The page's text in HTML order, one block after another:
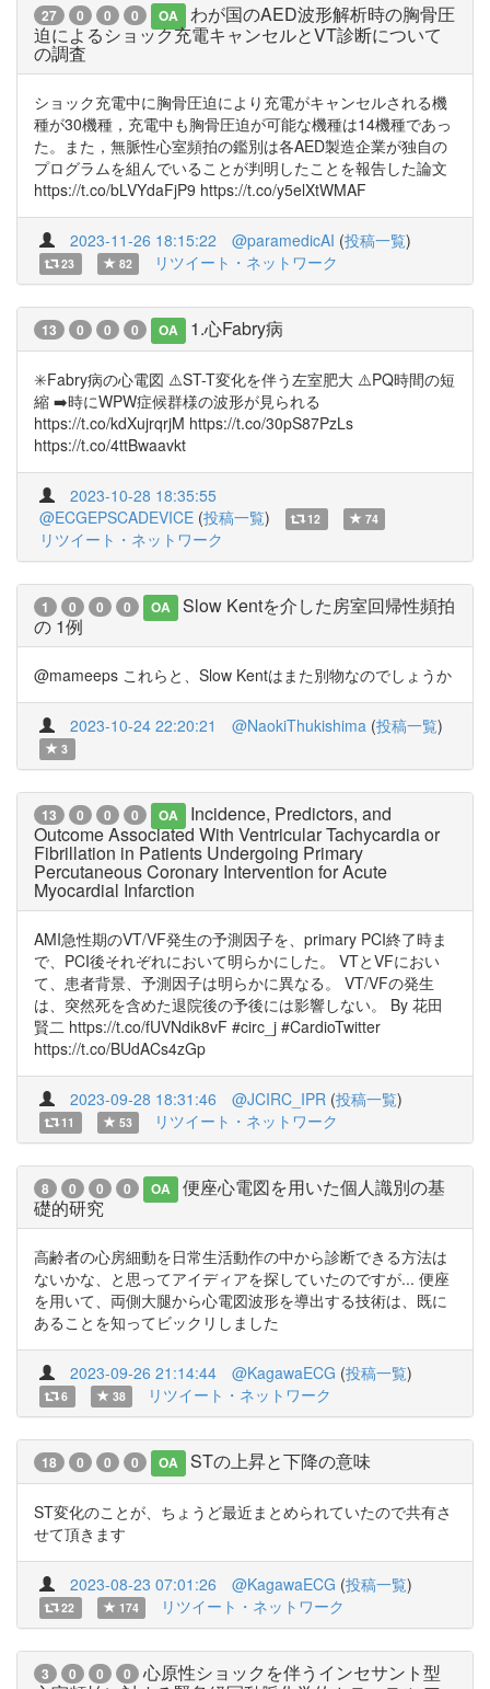
27 0 0 0 OA
わが国のAED波形解析時の胸骨圧
迫によるショック充電キャンセルとVT診断について
の調査
ショック充電中に胸骨圧迫により充電がキャンセルされる機
種が30機種，充電中も胸骨圧迫が可能な機種は14機種であっ
た。また，無脈性心室頻拍の鑑別は各AED製造企業が独自の
プログラムを組んでいることが判明したことを報告した論文
https://t.co/bLVYdaFjP9 https://t.co/y5elXtWMAF
2023-11-26 18:15:22 @paramedicAI (投稿一覧)
23 82 リツイート・ネットワーク
13 0 0 0 OA 1.心Fabry病
✳️Fabry病の心電図 ⚠️ST-T変化を伴う左室肥大 ⚠️PQ時間の短
縮 ➡️時にWPW症候群様の波形が見られる
https://t.co/kdXujrqrjM https://t.co/30pS87PzLs
https://t.co/4ttBwaavkt
2023-10-28 18:35:55
@ECGEPSCADEVICE (投稿一覧) 12 74
リツイート・ネットワーク
1 0 0 0 OA
Slow Kentを介した房室回帰性頻拍
の 1例
@mameeps これらと、Slow Kentはまた別物なのでしょうか
2023-10-24 22:20:21 @NaokiThukishima (投稿一覧)
3
13 0 0 0 OA
Incidence, Predictors, and
Outcome Associated With Ventricular Tachycardia or
Fibrillation in Patients Undergoing Primary
Percutaneous Coronary Intervention for Acute
Myocardial Infarction
AMI急性期のVT/VF発生の予測因子を、primary PCI終了時ま
で、PCI後それぞれにおいて明らかにした。 VTとVFにおい
て、患者背景、予測因子は明らかに異なる。 VT/VFの発生
は、突然死を含めた退院後の予後には影響しない。 By 花田
賢二 https://t.co/fUVNdik8vF #circ_j #CardioTwitter
https://t.co/BUdACs4zGp
2023-09-28 18:31:46 @JCIRC_IPR (投稿一覧)
11 53 リツイート・ネットワーク
8 0 0 0 OA
便座心電図を用いた個人識別の基
礎的研究
高齢者の心房細動を日常生活動作の中から診断できる方法は
ないかな、と思ってアイディアを探していたのですが... 便座
を用いて、両側大腿から心電図波形を導出する技術は、既に
あることを知ってビックリしました
2023-09-26 21:14:44 @KagawaECG (投稿一覧)
6 38 リツイート・ネットワーク
18 0 0 0 OA STの上昇と下降の意味
ST変化のことが、ちょうど最近まとめられていたので共有さ
せて頂きます
2023-08-23 07:01:26 @KagawaECG (投稿一覧)
22 174 リツイート・ネットワーク
3 0 0 0
心原性ショックを伴うインセサント型